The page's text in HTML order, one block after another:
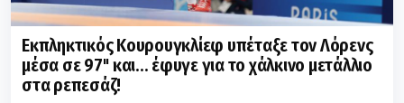
Εκπληκτικός Κουρουγκλίεφ υπέταξε τον Λόρενς
μέσα σε 97'' και... έφυγε για το χάλκινο μετάλλιο
στα ρεπεσάζ!